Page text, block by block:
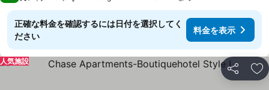
正確な料金を確認するには日付を選択してく
ださい
料金を表示
シェア お
人気施設